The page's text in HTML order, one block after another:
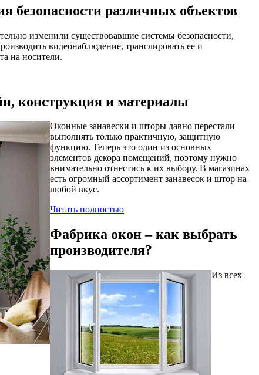
безопасности различных объектов
изменили существовавшие системы безопасности,
видеонаблюдение, транслировать ее и
на носители.
конструкция и материалы
Оконные занавески и шторы давно перестали
выполнять только практичную, защитную
функцию. Теперь это один из основных
элементов декора помещений, поэтому нужно
внимательно отнестись к их выбору. В магазинах
есть огромный ассортимент занавесок и штор на
любой вкус.
Читать полностью
Фабрика окон – как выбрать
производителя?
Из всех